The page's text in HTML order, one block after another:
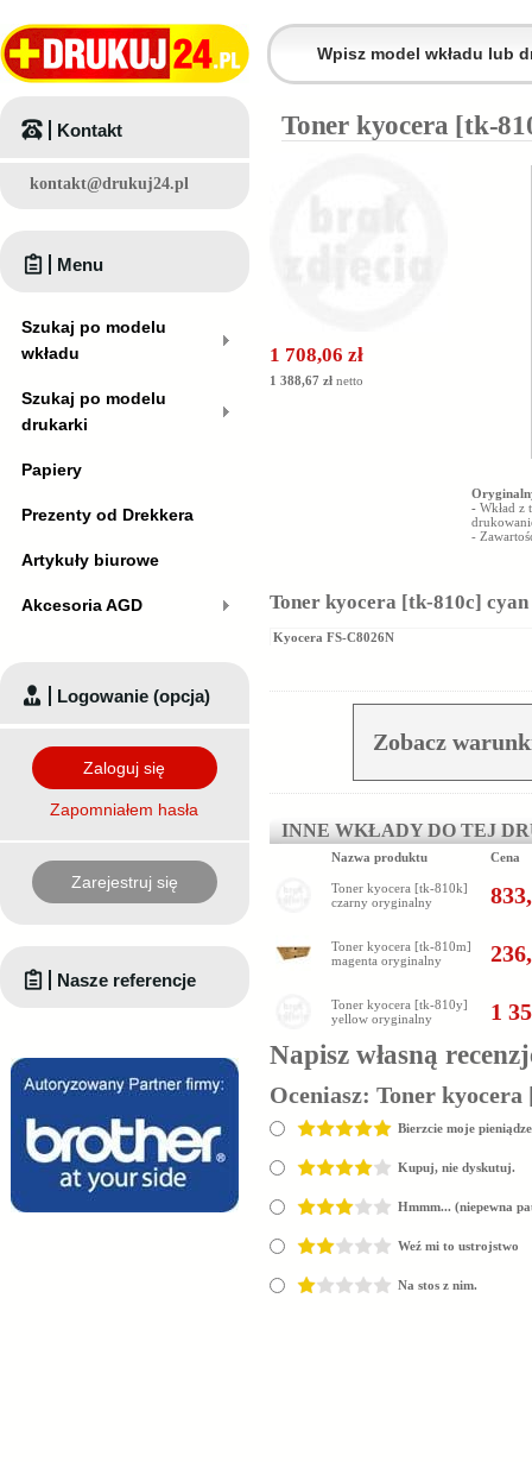
Toner kyocera [tk-
1 708,06 zł
1 388,67 zł netto
- Wkład z
-
Toner kyocera [tk-810c]
Kyocera FS-C8026N
Zobacz
INNE WKŁADY DO TEJ
Nazwa produktu Cena
Toner kyocera [tk-810k]
czarny oryginalny
Toner kyocera [tk-810m]
magenta oryginalny
Toner kyocera [tk-810y]
yellow oryginalny
1
Napisz własną
Oceniasz: Toner
Bierzcie moje
Kupuj, nie dyskutuj.
Hmmm... (niepewna
Weź mi to ustrojstwo
Na stos z nim.
Kontakt
kontakt@drukuj24.pl
Menu
Szukaj po modelu
wkładu
Szukaj po modelu
drukarki
Papiery
Prezenty od Drekkera
Artykuły biurowe
Akcesoria AGD
Logowanie (opcja)
Zaloguj się
Zapomniałem hasła
Zarejestruj się
Nasze referencje